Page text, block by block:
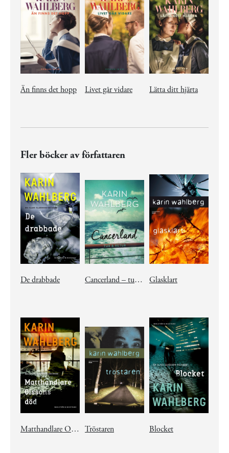
Än finns det hopp Livet går vidare Lätta ditt hjärta
Fler böcker av författaren
De drabbade Cancerland – tur & retur Glasklart
Matthandlare Olssons död Tröstaren Blocket